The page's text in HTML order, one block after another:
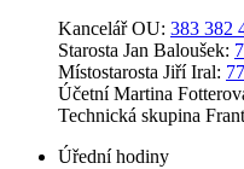
Kancelář OU: 383 382
Starosta Jan Baloušek:
Místostarosta Jiří Iral:
Účetní Martina
Technická skupina
Úřední hodiny